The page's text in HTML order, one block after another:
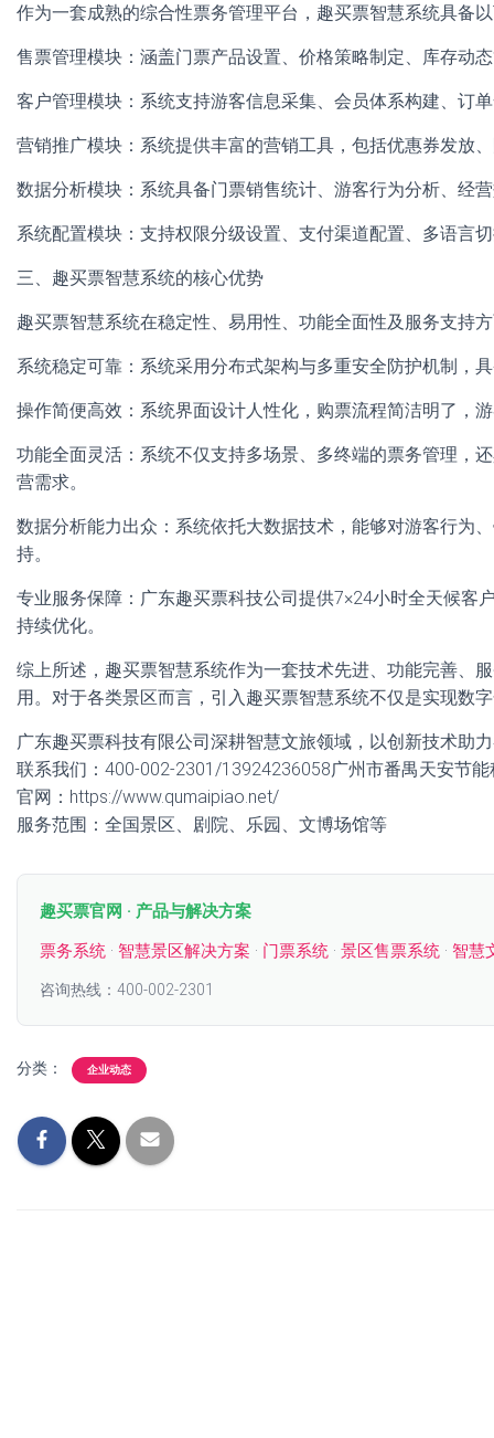
作为一套成熟的综合性票务管理平台，趣买票智慧系统具备
售票管理模块：涵盖门票产品设置、价格策略制定、库存动
客户管理模块：系统支持游客信息采集、会员体系构建、订
营销推广模块：系统提供丰富的营销工具，包括优惠券发放
数据分析模块：系统具备门票销售统计、游客行为分析、经
系统配置模块：支持权限分级设置、支付渠道配置、多语言
三、趣买票智慧系统的核心优势
趣买票智慧系统在稳定性、易用性、功能全面性及服务支持
系统稳定可靠：系统采用分布式架构与多重安全防护机制，
操作简便高效：系统界面设计人性化，购票流程简洁明了，
功能全面灵活：系统不仅支持多场景、多终端的票务管理，
营需求。
数据分析能力出众：系统依托大数据技术，能够对游客行为
持。
专业服务保障：广东趣买票科技公司提供7×24小时全天候客
持续优化。
综上所述，趣买票智慧系统作为一套技术先进、功能完善、
用。对于各类景区而言，引入趣买票智慧系统不仅是实现数
广东趣买票科技有限公司深耕智慧文旅领域，以创新技术助
联系我们：400-002-2301/13924236058广州市番禺天安节
官网：https://www.qumaipiao.net/
服务范围：全国景区、剧院、乐园、文博场馆等
趣买票官网 · 产品与解决方案
票务系统 · 智慧景区解决方案 · 门票系统 · 景区售票系统 · 智慧
咨询热线：400-002-2301
分类： 企业动态